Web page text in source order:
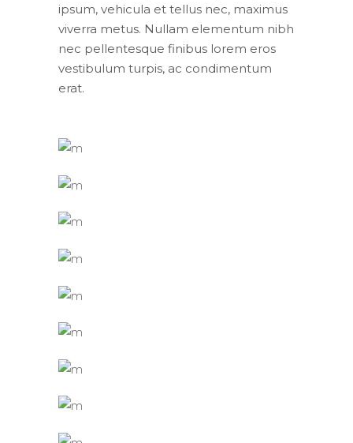
ipsum, vehicula et tellus nec, maximus
viverra metus. Nullam elementum nibh
nec pellentesque finibus lorem eros
vestibulum turpis, ac condimentum
erat.